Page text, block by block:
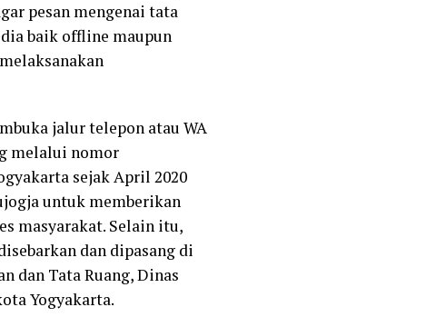
pesan mengenai tata
baik offline maupun
jalur telepon atau WA
melalui nomor
sejak April 2020
untuk memberikan
masyarakat. Selain itu,
dan dipasang di
dan Tata Ruang, Dinas
Yogyakarta.